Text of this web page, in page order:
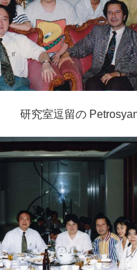
研究室逗留の